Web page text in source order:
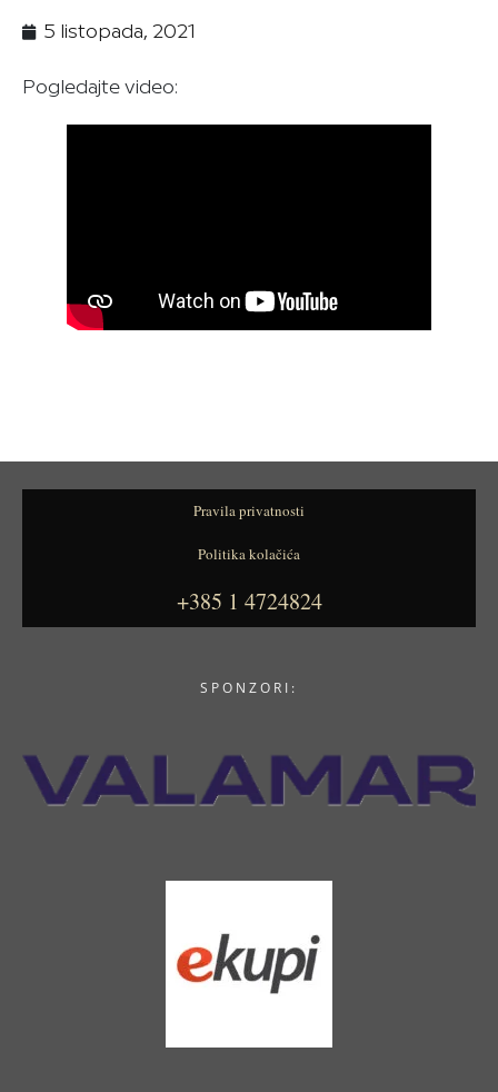
5 listopada, 2021
Pogledajte video:
Pravila privatnosti
Politika kolačića
+385 1 4724824
SPONZORI: